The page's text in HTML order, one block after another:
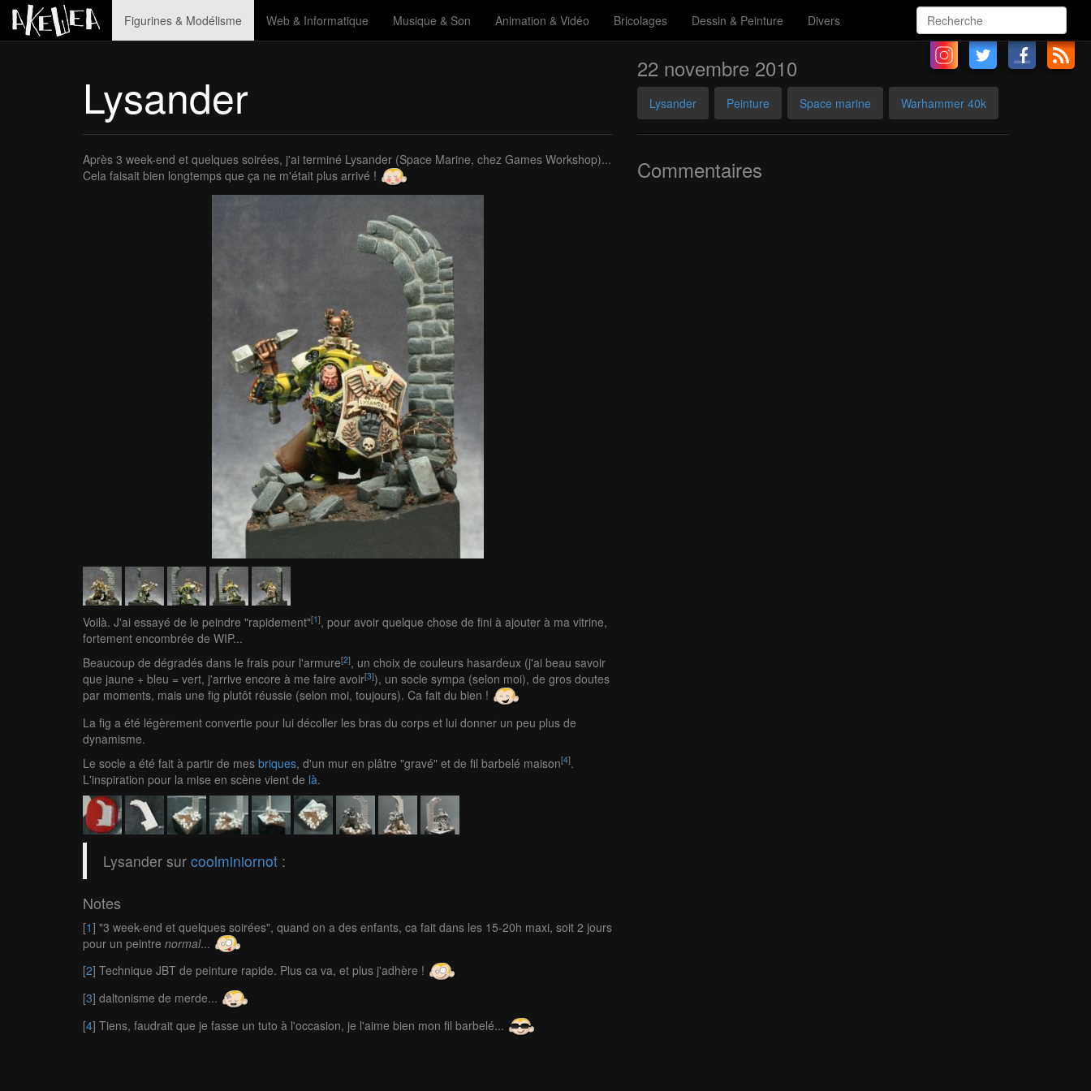
Figurines & Modélisme Web & Informatique Musique & Son Animation & Vidéo Bricolages Dessin & Peinture Divers
Lysander
Après 3 week-end et quelques soirées, j'ai terminé Lysander (Space Marine, chez Games Workshop)...
Cela faisait bien longtemps que ça ne m'était plus arrivé !
Voilà. J'ai essayé de le peindre "rapidement"[1], pour avoir quelque chose de fini à ajouter à ma vitrine,
fortement encombrée de WIP...
Beaucoup de dégradés dans le frais pour l'armure[2], un choix de couleurs hasardeux (j'ai beau savoir
que jaune + bleu = vert, j'arrive encore à me faire avoir[3]), un socle sympa (selon moi), de gros doutes
par moments, mais une fig plutôt réussie (selon moi, toujours). Ca fait du bien !
La fig a été légèrement convertie pour lui décoller les bras du corps et lui donner un peu plus de
dynamisme.
Le socle a été fait à partir de mes briques, d'un mur en plâtre "gravé" et de fil barbelé maison[4].
L'inspiration pour la mise en scène vient de là.
Lysander sur coolminiornot :
Notes
[1] "3 week-end et quelques soirées", quand on a des enfants, ca fait dans les 15-20h maxi, soit 2 jours
pour un peintre normal...
[2] Technique JBT de peinture rapide. Plus ca va, et plus j'adhère !
[3] daltonisme de merde...
[4] Tiens, faudrait que je fasse un tuto à l'occasion, je l'aime bien mon fil barbelé...
22 novembre 2010
Lysander Peinture Space marine Warhammer 40k
Commentaires